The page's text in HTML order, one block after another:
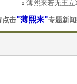
薄熙来若无王
点击"薄熙来"专题新